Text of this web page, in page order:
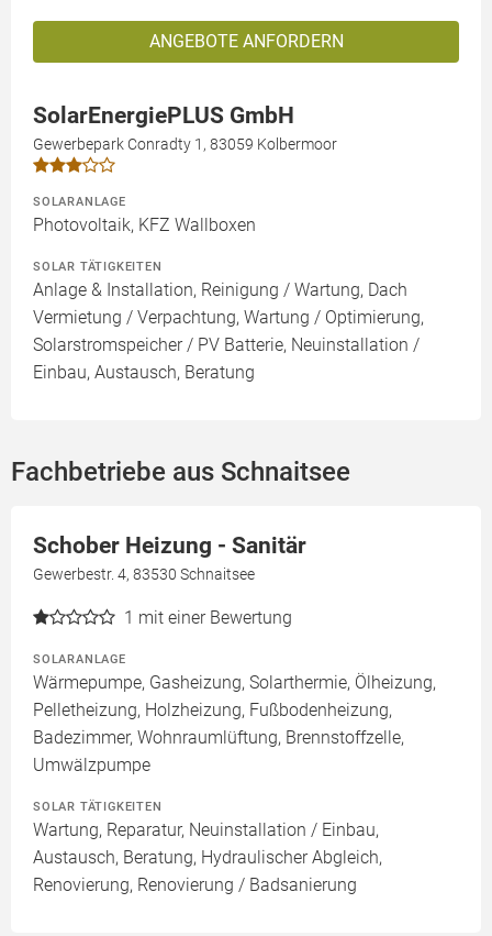
ANGEBOTE ANFORDERN
SolarEnergiePLUS GmbH
Gewerbepark Conradty 1, 83059 Kolbermoor
SOLARANLAGE
Photovoltaik, KFZ Wallboxen
SOLAR TÄTIGKEITEN
Anlage & Installation, Reinigung / Wartung, Dach
Vermietung / Verpachtung, Wartung / Optimierung,
Solarstromspeicher / PV Batterie, Neuinstallation /
Einbau, Austausch, Beratung
Fachbetriebe aus Schnaitsee
Schober Heizung - Sanitär
Gewerbestr. 4, 83530 Schnaitsee
1 mit einer Bewertung
SOLARANLAGE
Wärmepumpe, Gasheizung, Solarthermie, Ölheizung,
Pelletheizung, Holzheizung, Fußbodenheizung,
Badezimmer, Wohnraumlüftung, Brennstoffzelle,
Umwälzpumpe
SOLAR TÄTIGKEITEN
Wartung, Reparatur, Neuinstallation / Einbau,
Austausch, Beratung, Hydraulischer Abgleich,
Renovierung, Renovierung / Badsanierung